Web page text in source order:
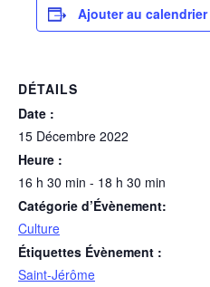
Ajouter au calendrier
DÉTAILS
Date :
15 Décembre 2022
Heure :
16 h 30 min - 18 h 30 min
Catégorie d’Évènement:
Culture
Étiquettes Évènement :
Saint-Jérôme